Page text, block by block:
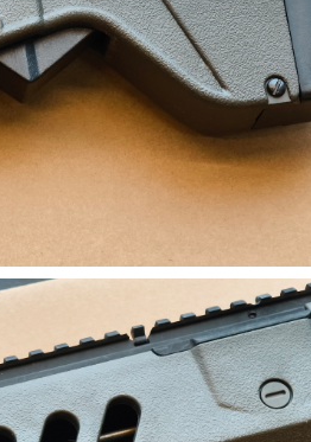
【翔準AOG】S&T M249 PARA 運動
版 AEG 黑 M4 彈匣款 電動機槍 伸縮
托傘兵輕量化機槍尼龍
NT$5850元 NT$ 元
加入購物車
【翔準AOG】S&T UFC M4彈匣 AEG
無聲彈匣(盒裝)5入 130連 沙
DAMAG36VTA M4/AR15系列 電動
槍匣
NT$799元 NT$ 元